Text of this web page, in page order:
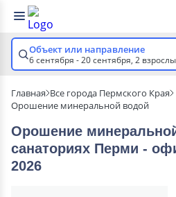
Объект или направление
6 сентября - 20 сентября, 2
Главная Все города Пермского Края
Орошение минеральной водой
Орошение
cанаториях Перми -
2026